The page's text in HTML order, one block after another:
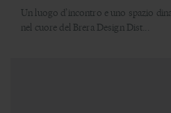
Un luogo d’incontro e uno spazio
nel cuore del Brera Design Dist...